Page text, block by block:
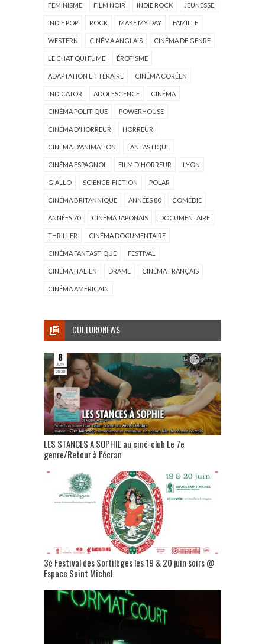
FÉMINISME FILM NOIR INDIE ROCK JEUNESSE
INDIE POP ROCK MAKE MY DAY FAMILLE
WESTERN CINÉMA ANGLAIS CINÉMA DE GENRE
LE CHAT QUI FUME ÉROTISME
ADAPTATION LITTÉRAIRE CINÉMA CORÉEN
INDICATOR ADOLESCENCE CINÉMA
CINÉMA POLITIQUE POWERHOUSE
CINÉMA D'HORREUR HORREUR
CINÉMA D'ANIMATION FANTASTIQUE
CINÉMA ESPAGNOL FILM D'HORREUR LYON
GIALLO SCIENCE-FICTION POLAR
CINÉMA BRITANNIQUE ANNÉES 80 COMÉDIE
ANNÉES 70 CINÉMA JAPONAIS DOCUMENTAIRE
THRILLER CINÉMA DOCUMENTAIRE
CINÉMA FANTASTIQUE FESTIVAL
CINÉMA ITALIEN DRAME CINÉMA FRANÇAIS
CINÉMA AMERICAIN
CULTURONEWS
LES STANCES A SOPHIE au ciné-club Le 7e
genre/Retour à l’écran
3è Festival des Sortilèges les 19 & 20 juin soirs @
Espace Saint Michel